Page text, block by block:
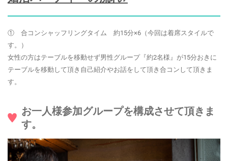
① 合コンシャッフリングタイム 約15分×6（今回は着席スタイルで
す。）
女性の方はテーブルを移動せず男性グループ『約2名様』が15分おきに
テーブルを移動して頂き自己紹介やお話をして頂き合コンして頂きま
す。
お一人様参加グループを構成させて頂きま
す。